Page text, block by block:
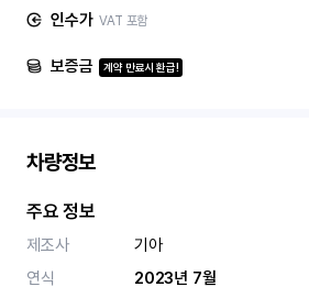
인수가 VAT 포함
보증금 계약 만료시 환급!
차량정보
주요 정보
제조사
기아
연식
2023년 7월